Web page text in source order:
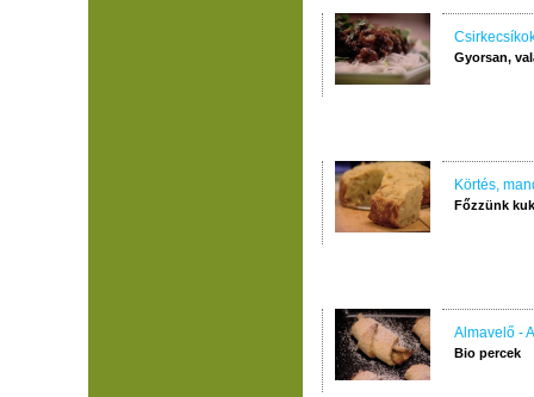
Gyorsan,
Körtés,
Főzzünk
Almavelő -
Bio percek